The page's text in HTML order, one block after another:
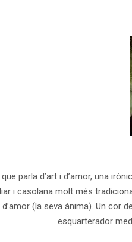
parla d’art i d’amor, una
i casolana molt més
(la seva ànima). Un cor
esquarterador